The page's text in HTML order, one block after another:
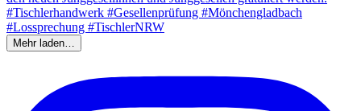
Mehr laden…